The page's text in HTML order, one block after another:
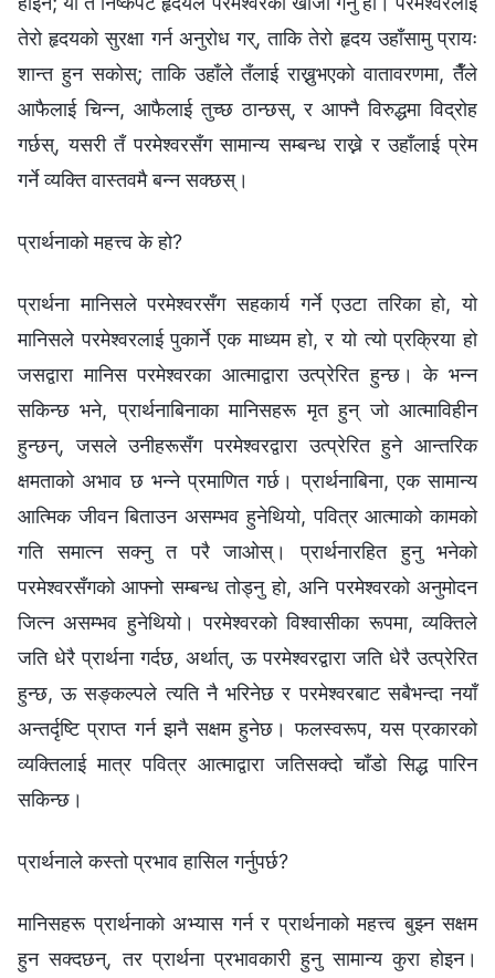
तेरो हृदयको सुरक्षा गर्न अनुरोध गर्, ताकि तेरो हृदय उहाँसामु प्रायः
शान्त हुन सकोस्; ताकि उहाँले तँलाई राख्नुभएको वातावरणमा, तैँले
आफैलाई चिन्न, आफैलाई तुच्छ ठान्छस्, र आफ्‍नै विरुद्धमा विद्रोह
गर्छस्, यसरी तँ परमेश्‍वरसँग सामान्य सम्बन्ध राख्ने र उहाँलाई प्रेम
गर्ने व्यक्ति वास्तवमै बन्न सक्छस्।
प्रार्थनाको महत्त्व के हो?
प्रार्थना मानिसले परमेश्‍वरसँग सहकार्य गर्ने एउटा तरिका हो, यो
मानिसले परमेश्‍वरलाई पुकार्ने एक माध्यम हो, र यो त्यो प्रक्रिया हो
जसद्वारा मानिस परमेश्‍वरका आत्माद्वारा उत्प्रेरित हुन्छ। के भन्न
सकिन्छ भने, प्रार्थनाबिनाका मानिसहरू मृत हुन् जो आत्माविहीन
हुन्छन्, जसले उनीहरूसँग परमेश्‍वरद्वारा उत्प्रेरित हुने आन्तरिक
क्षमताको अभाव छ भन्‍ने प्रमाणित गर्छ। प्रार्थनाबिना, एक सामान्य
आत्मिक जीवन बिताउन असम्भव हुनेथियो, पवित्र आत्माको कामको
गति समात्न सक्‍नु त परै जाओस्। प्रार्थनारहित हुनु भनेको
परमेश्‍वरसँगको आफ्‍नो सम्बन्ध तोड्नु हो, अनि परमेश्‍वरको अनुमोदन
जित्न असम्भव हुनेथियो। परमेश्‍वरको विश्वासीका रूपमा, व्यक्तिले
जति धेरै प्रार्थना गर्दछ, अर्थात्, ऊ परमेश्‍वरद्वारा जति धेरै उत्प्रेरित
हुन्छ, ऊ सङ्कल्पले त्यति नै भरिनेछ र परमेश्‍वरबाट सबैभन्दा नयाँ
अन्तर्दृष्टि प्राप्त गर्न झनै सक्षम हुनेछ। फलस्वरूप, यस प्रकारको
व्यक्तिलाई मात्र पवित्र आत्माद्वारा जतिसक्दो चाँडो सिद्ध पारिन
सकिन्छ।
प्रार्थनाले कस्तो प्रभाव हासिल गर्नुपर्छ?
मानिसहरू प्रार्थनाको अभ्यास गर्न र प्रार्थनाको महत्त्व बुझ्न सक्षम
हुन सक्दछन्, तर प्रार्थना प्रभावकारी हुनु सामान्य कुरा होइन।